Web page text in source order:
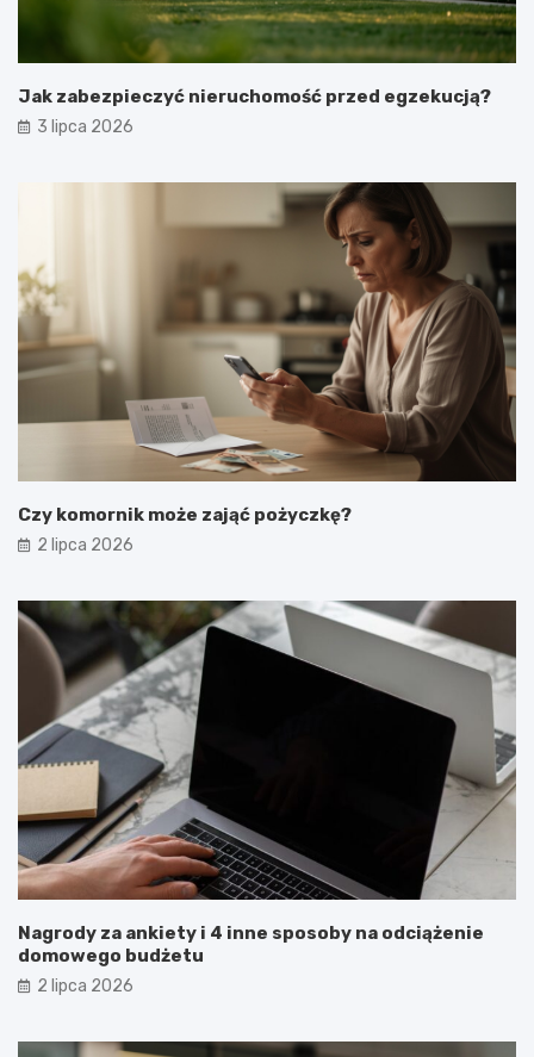
Jak zabezpieczyć nieruchomość przed egzekucją?
3 lipca 2026
Czy komornik może zająć pożyczkę?
2 lipca 2026
Nagrody za ankiety i 4 inne sposoby na odciążenie
domowego budżetu
2 lipca 2026